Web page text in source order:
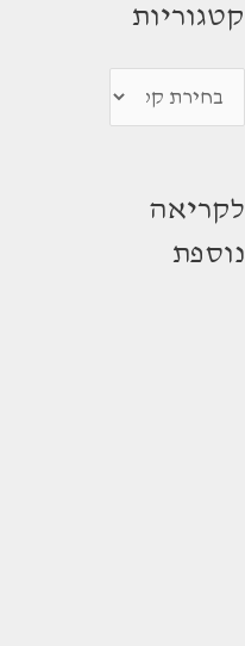
קטגוריות
ט
ו
ר
לקריאה
נוספת